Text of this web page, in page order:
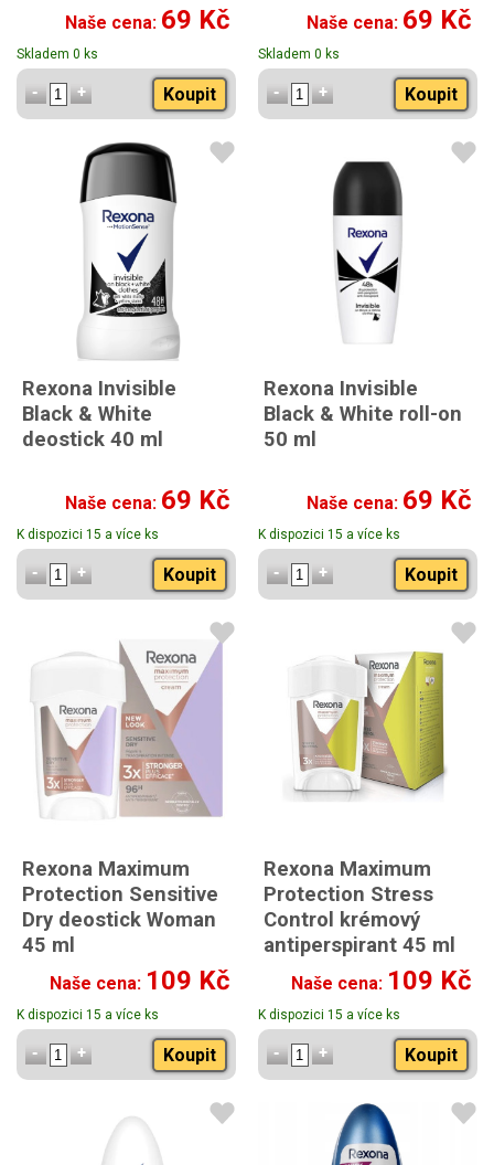
Naše cena: 69 Kč
Skladem 0 ks
Koupit
Naše cena: 69 Kč
Skladem 0 ks
Koupit
Rexona Invisible
Black & White
deostick 40 ml
Naše cena: 69 Kč
K dispozici 15 a více ks
Koupit
Rexona Invisible
Black & White roll-on
50 ml
Naše cena: 69 Kč
K dispozici 15 a více ks
Koupit
Rexona Maximum
Protection Sensitive
Dry deostick Woman
45 ml
Naše cena: 109 Kč
K dispozici 15 a více ks
Koupit
Rexona Maximum
Protection Stress
Control krémový
antiperspirant 45 ml
Naše cena: 109 Kč
K dispozici 15 a více ks
Koupit